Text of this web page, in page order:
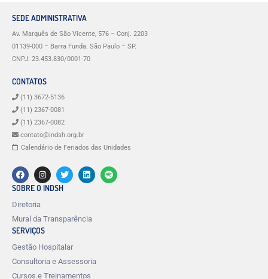
SEDE ADMINISTRATIVA
Av. Marquês de São Vicente, 576 – Conj. 2203
01139-000 – Barra Funda. São Paulo – SP.
CNPJ: 23.453.830/0001-70
CONTATOS
(11) 3672-5136
(11) 2367-0081
(11) 2367-0082
contato@indsh.org.br
Calendário de Feriados das Unidades
SOBRE O INDSH
Diretoria
Mural da Transparência
SERVIÇOS
Gestão Hospitalar
Consultoria e Assessoria
Cursos e Treinamentos